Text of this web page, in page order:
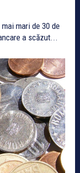
mari de 30 de
a scăzut...